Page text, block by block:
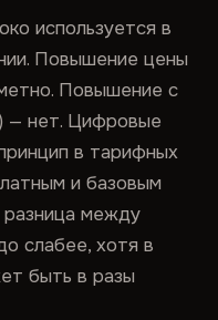
используется в
Повышение цены
Повышение с
— нет. Цифровые
в тарифных
и базовым
между
слабее, хотя в
быть в разы